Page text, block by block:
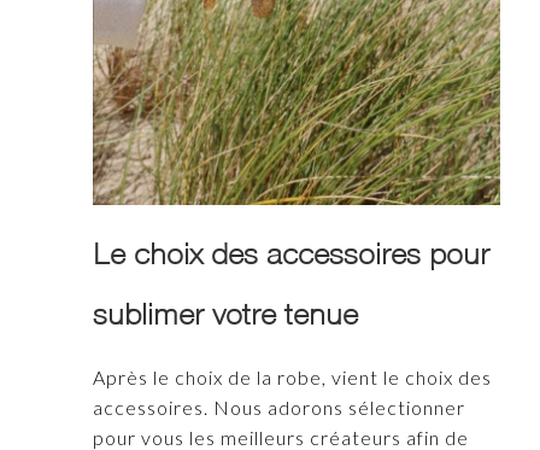
Le choix des accessoires pour
sublimer votre tenue
Après le choix de la robe, vient le choix des
accessoires. Nous adorons sélectionner
pour vous les meilleurs créateurs afin de